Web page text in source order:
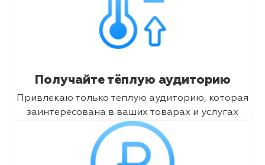
Получайте тёплую аудиторию
Привлекаю только теплую аудиторию, которая
заинтересована в ваших товарах и услугах